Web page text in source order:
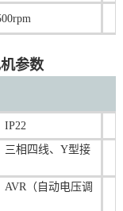
参数
IP22
三相四线、Y型接
AVR（自动电压调